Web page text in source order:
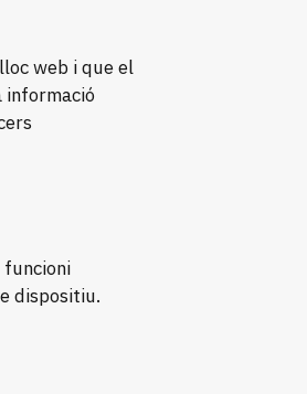
web i que el
informació
funcioni
dispositiu.